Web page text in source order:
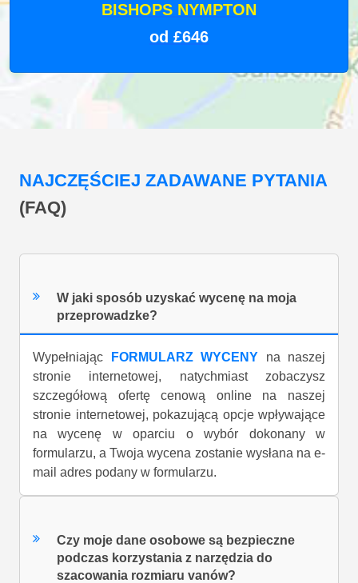
BISHOPS NYMPTON
od £646
NAJCZĘŚCIEJ ZADAWANE PYTANIA
(FAQ)
W jaki sposób uzyskać wycenę na moja
przeprowadzke?
Wypełniając FORMULARZ WYCENY na naszej
stronie internetowej, natychmiast zobaczysz
szczegółową ofertę cenową online na naszej
stronie internetowej, pokazującą opcje wpływające
na wycenę w oparciu o wybór dokonany w
formularzu, a Twoja wycena zostanie wysłana na e-
mail adres podany w formularzu.
Czy moje dane osobowe są bezpieczne
podczas korzystania z narzędzia do
szacowania rozmiaru vanów?